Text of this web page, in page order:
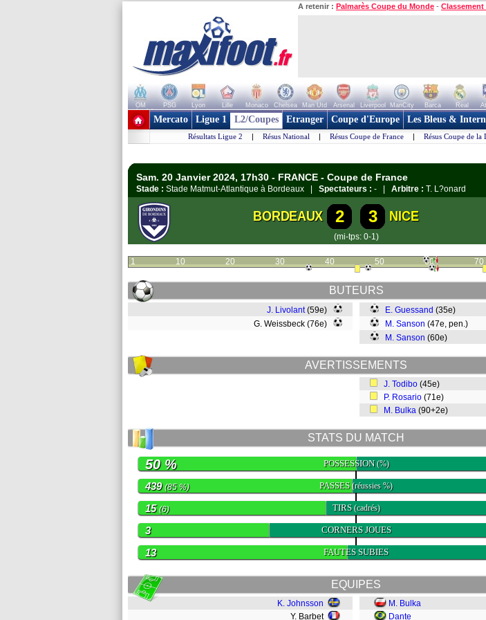
A retenir : Palmarès Coupe du Monde - Classement
OM PSG Lyon Lille Monaco Chelsea Man Utd Arsenal Liverpool ManCity Barca Real
+ de clubs
Mercato Ligue 1 L2/Coupes Etranger Coupe d'Europe Les Bleus &
Résultats Ligue 2 | Résus National | Résus Coupe de France | Résus Coupe de la
Sam. 20 Janvier 2024, 17h30 - FRANCE - Coupe de France
Stade : Stade Matmut-Atlantique à Bordeaux | Spectateurs : - | Arbitre : T. L?onard
BORDEAUX 2 3 NICE
(mi-tps: 0-1)
1 10 20 30 40 50 60 70
BUTEURS
J. Livolant(59e)
G. Weissbeck (76e)
E. Guessand (35e)
M. Sanson (47e, pen.)
M. Sanson (60e)
AVERTISSEMENTS
J. Todibo (45e)
P. Rosario (71e)
M. Bulka (90+2e)
STATS DU MATCH
POSSESSION(%)
50 %
PASSES(réussies %)
439(85 %)
TIRS(cadrés)
15(6)
CORNERS JOUES
3
FAUTES SUBIES
13
EQUIPES
K. Johnsson
Y. Barbet
M. Bulka
Dante